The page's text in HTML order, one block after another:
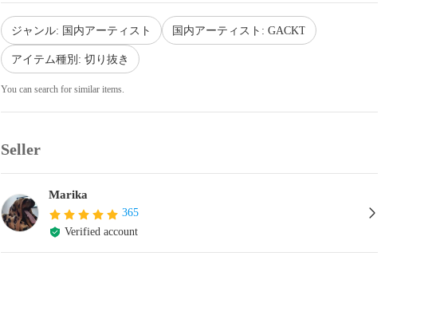
ジャンル: 国内アーティスト 国内アーティスト: GACKT
アイテム種別: 切り抜き
You can search for similar items.
Seller
Marika
365
Verified account